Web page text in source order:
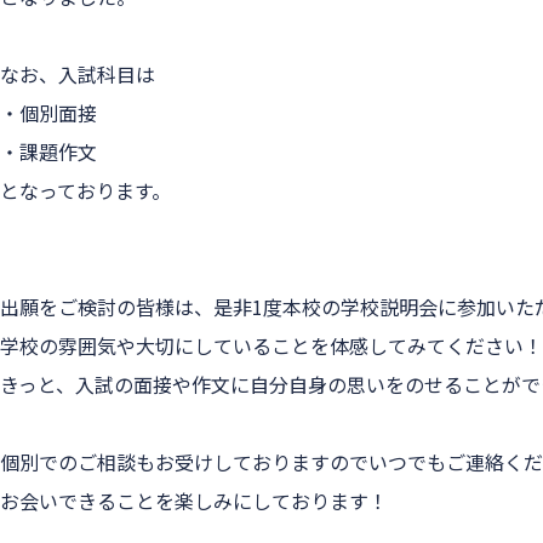
なお、 入試科目は
・個別面接
・課題作文
となっております。
出願をご検討の皆様は、是非1度本校の学校説明会に参加いた
学校の雰囲気や大切にしていることを体感してみてください！
きっと、入試の面接や作文に自分自身の思いをのせることがで
個別でのご相談もお受けしておりますのでいつでもご連絡くだ
お会いできることを楽しみにしております！